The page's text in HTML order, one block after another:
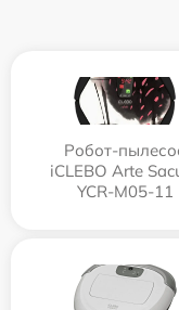
Робот-
iCLEBO Arte
YCR-M05-11